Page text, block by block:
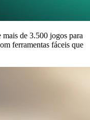
de 3.500 jogos para
ferramentas fáceis que